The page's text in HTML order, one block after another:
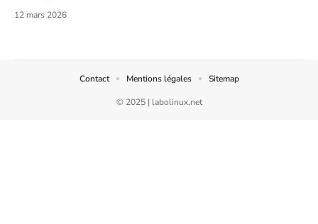
12 mars 2026
© 2025 | labolinux.net
Contact Mentions légales Sitemap